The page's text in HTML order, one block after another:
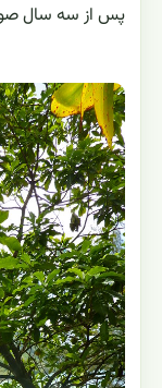
پس از سه سال